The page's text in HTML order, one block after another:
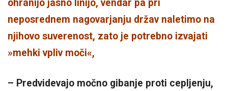
ohranijo jasno linijo, vendar pa pri
neposrednem nagovarjanju držav naletimo na
njihovo suverenost, zato je potrebno izvajati
»mehki vpliv moči«,
– Predvidevajo močno gibanje proti cepljenju,